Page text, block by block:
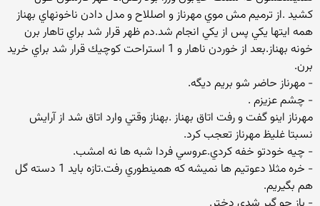
كشيد .از ترميم مش موي مهرناز و اصللاح و مدل دادن ناخونهاي بهناز
همه ايتها يكي پس از يكي انجام شد.دم ظهر قرار شد براي تاهار برن
خونه بهناز.بعد از خوردن ناهار و 1 استراحت كوچيك قرار شد براي خريد
برن.
- مهرناز حاضر شو بريم ديگه.
- چشم عزيزم .
مهرناز اينو گفت و رفت اتاق بهناز .بهناز وقتي وارد اتاق شد از آرايش
نسبتا غليظ مهرناز تعجب كرد.
- چيه خودتو خفه كردي.عروسي فردا شبه ها نه امشب.
- خره مثلا دعوتيم ها نميشه كه همينطوري رفت.تازه بايد 1 دسته گل
هم بگيريم.